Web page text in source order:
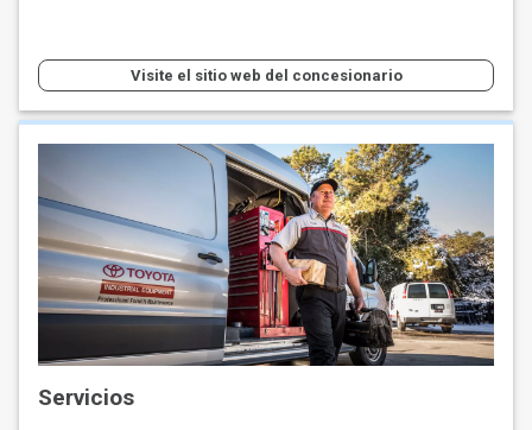
Visite el sitio web del concesionario
Servicios